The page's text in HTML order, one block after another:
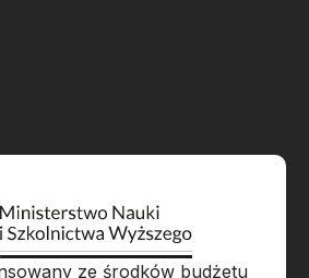
ze środków budżetu